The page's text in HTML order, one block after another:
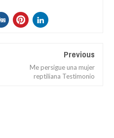
Previous
Me persigue una mujer
reptiliana Testimonio